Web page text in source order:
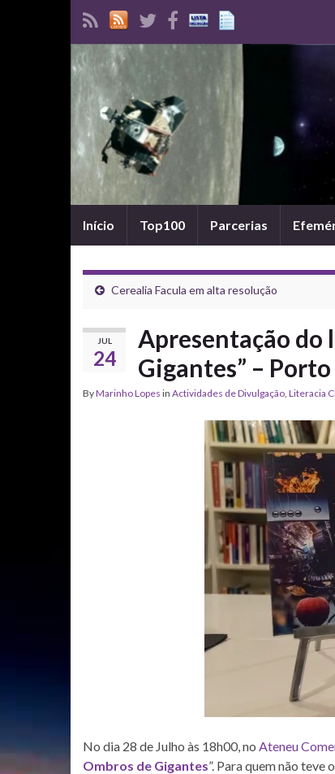
Início Top100 Parcerias
Cerealia Facula em alta resolução
JUL
24
Apresentação do
Gigantes” – Porto
ByMarinho Lopes in Actividades de Divulgação, Literacia
No dia 28 de Julho às 18h00, no Ateneu
Ombros de Gigantes”. Para quem não